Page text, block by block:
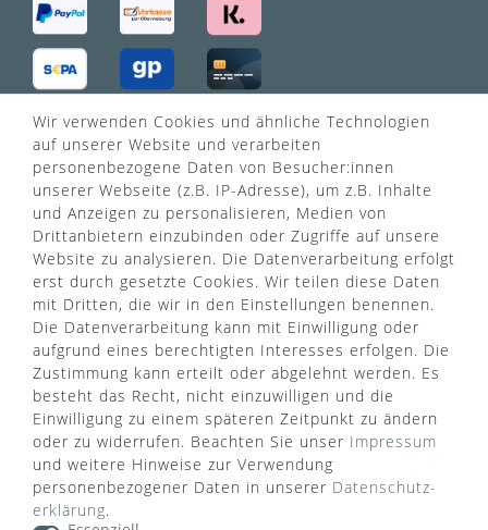
VERSANDART
WUSSTEN SIE SCHON?
Das Käufersiegel des Händlerbunds garantiert Ihnen
100%.-ige Zahlungssicherheit, größtmöglichen
Wir verwenden Cookies und ähnliche Technologien
auf unserer Website und verarbeiten
personenbezogene Daten von Besucher:innen
unserer Webseite (z.B. IP-Adresse), um z.B. Inhalte
und Anzeigen zu personalisieren, Medien von
Drittanbietern einzubinden oder Zugriffe auf unsere
Website zu analysieren. Die Datenverarbeitung erfolgt
erst durch gesetzte Cookies. Wir teilen diese Daten
mit Dritten, die wir in den Einstellungen benennen.
Die Datenverarbeitung kann mit Einwilligung oder
aufgrund eines berechtigten Interesses erfolgen. Die
Zustimmung kann erteilt oder abgelehnt werden. Es
besteht das Recht, nicht einzuwilligen und die
Einwilligung zu einem späteren Zeitpunkt zu ändern
oder zu widerrufen. Beachten Sie unser Impressum
und weitere Hinweise zur Verwendung
personenbezogener Daten in unserer Daten­schutz­
erklärung.